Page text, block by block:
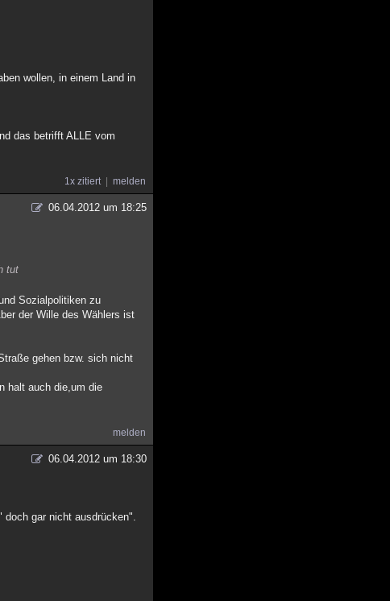
wollen, in einem Land in
das betrifft ALLE vom
1x zitiert melden
06.04.2012 um 18:25
tut
Sozialpolitiken zu
der Wille des Wählers ist
gehen bzw. sich nicht
halt auch die,um die
melden
06.04.2012 um 18:30
doch gar nicht ausdrücken".